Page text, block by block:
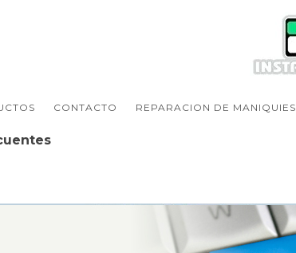
CONTACTO REPARACION DE MANIQUIES